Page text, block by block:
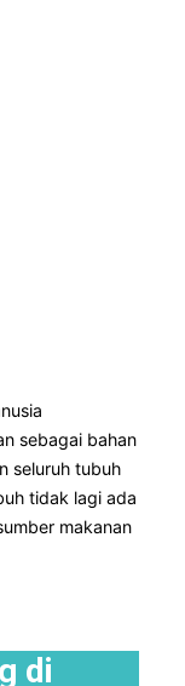
sebagai bahan
seluruh tubuh
tidak lagi ada
makanan
di